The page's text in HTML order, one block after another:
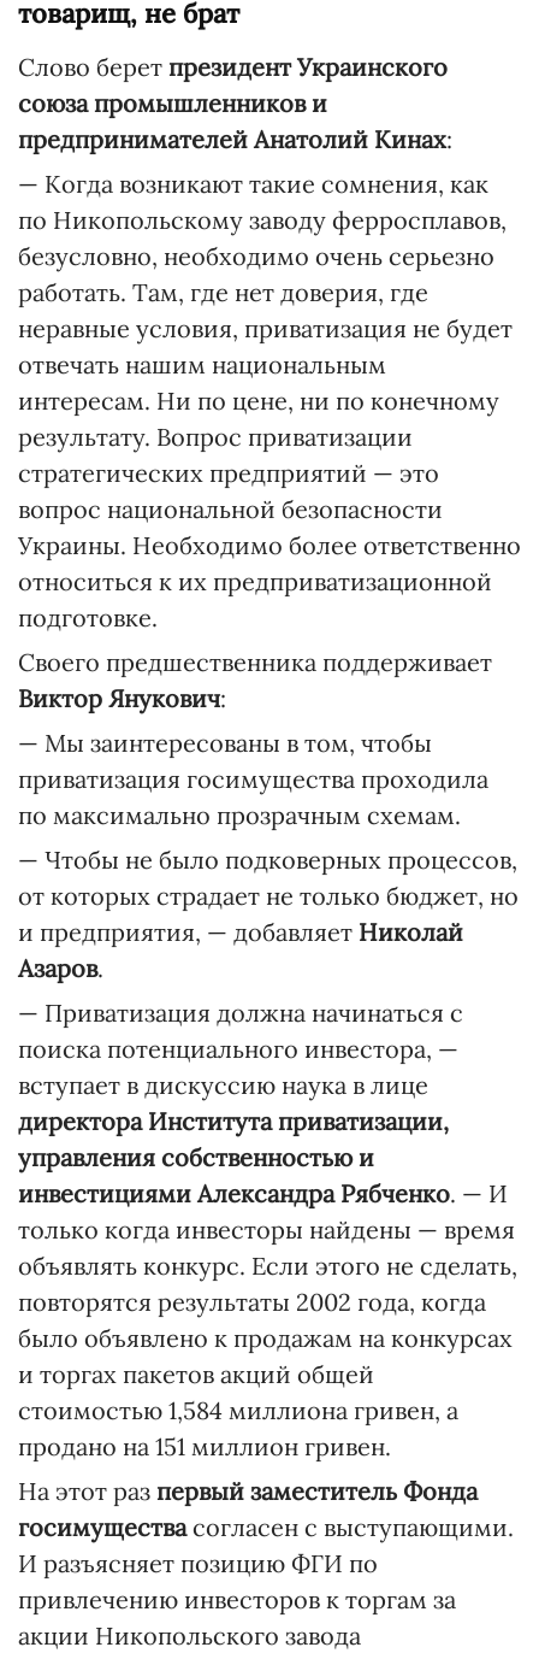
товарищ, не брат
Слово берет президент Украинского
союза промышленников и
предпринимателей Анатолий Кинах:
— Когда возникают такие сомнения, как
по Никопольскому заводу ферросплавов,
безусловно, необходимо очень серьезно
работать. Там, где нет доверия, где
неравные условия, приватизация не будет
отвечать нашим национальным
интересам. Ни по цене, ни по конечному
результату. Вопрос приватизации
стратегических предприятий — это
вопрос национальной безопасности
Украины. Необходимо более ответственно
относиться к их предприватизационной
подготовке.
Своего предшественника поддерживает
Виктор Янукович:
— Мы заинтересованы в том, чтобы
приватизация госимущества проходила
по максимально прозрачным схемам.
— Чтобы не было подковерных процессов,
от которых страдает не только бюджет, но
и предприятия, — добавляет Николай
Азаров.
— Приватизация должна начинаться с
поиска потенциального инвестора, —
вступает в дискуссию наука в лице
директора Института приватизации,
управления собственностью и
инвестициями Александра Рябченко. — И
только когда инвесторы найдены — время
объявлять конкурс. Если этого не сделать,
повторятся результаты 2002 года, когда
было объявлено к продажам на конкурсах
и торгах пакетов акций общей
стоимостью 1,584 миллиона гривен, а
продано на 151 миллион гривен.
На этот раз первый заместитель Фонда
госимуществасогласен с выступающими.
И разъясняет позицию ФГИ по
привлечению инвесторов к торгам за
акции Никопольского завода